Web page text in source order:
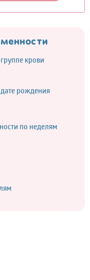
крови
рождения
по неделям